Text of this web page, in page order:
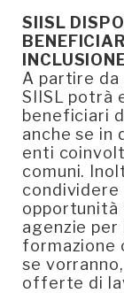
SIISL
A partire
SIISL potrà
beneficiari
anche se in
enti
comuni.
opportunità
agenzie
formazione
se
offerte di